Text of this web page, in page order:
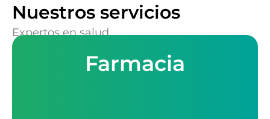
Nuestros servicios
Expertos en salud
Farmacia